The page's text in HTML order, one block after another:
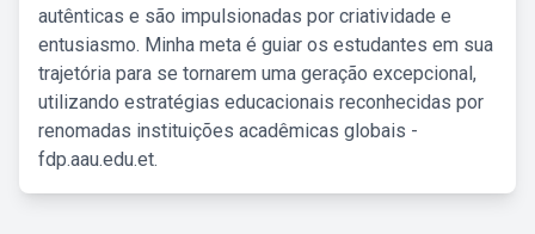
autênticas e são impulsionadas por criatividade e
entusiasmo. Minha meta é guiar os estudantes em sua
trajetória para se tornarem uma geração excepcional,
utilizando estratégias educacionais reconhecidas por
renomadas instituições acadêmicas globais -
fdp.aau.edu.et.